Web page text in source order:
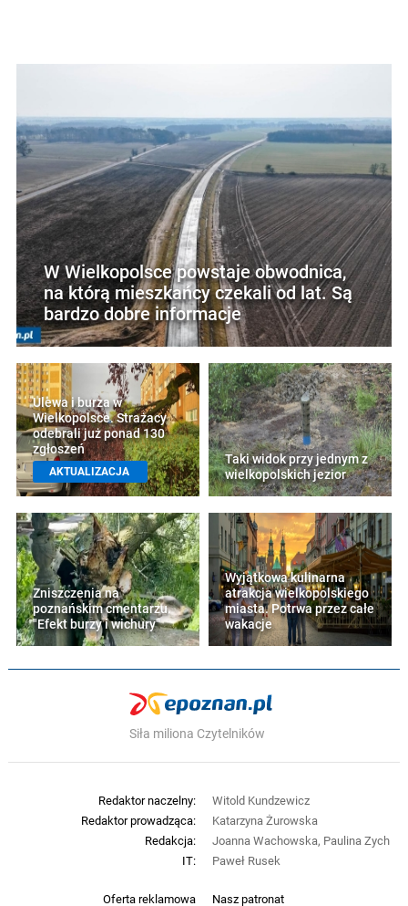
W Wielkopolsce powstaje obwodnica,
na którą mieszkańcy czekali od lat. Są
bardzo dobre informacje
Ulewa i burza w
Wielkopolsce. Strażacy
odebrali już ponad 130
zgłoszeń
AKTUALIZACJA
Taki widok przy jednym z
wielkopolskich jezior
Zniszczenia na
poznańskim cmentarzu.
"Efekt burzy i wichury"
Wyjątkowa kulinarna
atrakcja wielkopolskiego
miasta. Potrwa przez całe
wakacje
Siła miliona Czytelników
Oferta reklamowa Nasz patronat
Redaktor naczelny:
Witold Kundzewicz
Redaktor prowadząca:
Katarzyna Żurowska
Redakcja:
Joanna Wachowska, Paulina Zych
IT:
Paweł Rusek